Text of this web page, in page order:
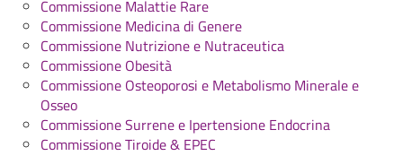
Commissione Malattie Rare
Commissione Medicina di Genere
Commissione Nutrizione e Nutraceutica
Commissione Obesità
Commissione Osteoporosi e Metabolismo Minerale e
Osseo
Commissione Surrene e Ipertensione Endocrina
Commissione Tiroide & EPEC